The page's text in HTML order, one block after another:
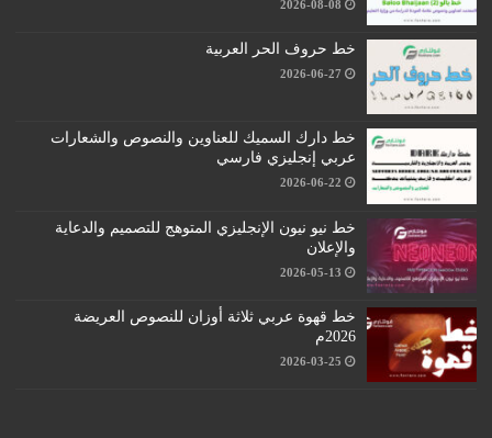
2026-08-08
خط حروف الحر العربية
2026-06-27
خط دارك السميك للعناوين والنصوص والشعارات
عربي إنجليزي فارسي
2026-06-22
خط نيو نيون الإنجليزي المتوهج للتصميم والدعاية
والإعلان
2026-05-13
خط قهوة عربي ثلاثة أوزان للنصوص العريضة
2026م
2026-03-25